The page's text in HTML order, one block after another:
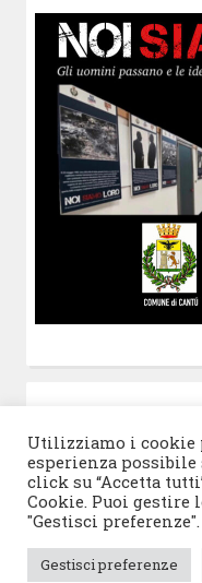
© 2026 Progetto
Utilizziamo i
esperienza possibile
click su “Accetta
Cookie. Puoi gestire
"Gestisci preferenze".
Gestisci preferenze